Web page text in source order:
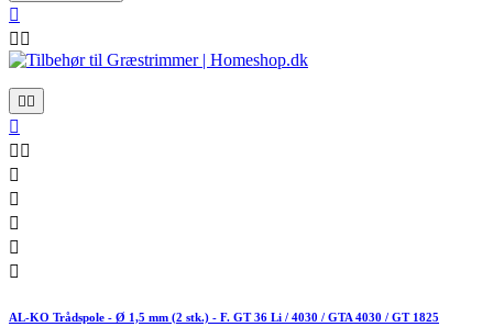

 
 

 





AL-KO Trådspole - Ø 1,5 mm (2 stk.) - F. GT 36 Li / 4030 / GTA 4030 / GT 1825